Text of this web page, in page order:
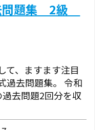
問題集 2級
て、ますます注目
過去問題集。 令和
去問題2回分を収